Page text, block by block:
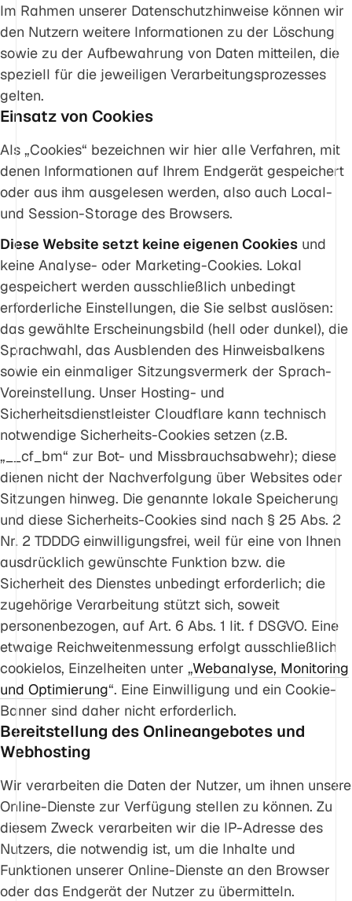
Im Rahmen unserer Datenschutzhinweise können wir
den Nutzern weitere Informationen zu der Löschung
sowie zu der Aufbewahrung von Daten mitteilen, die
speziell für die jeweiligen Verarbeitungsprozesses
gelten.
Einsatz von Cookies
Als „Cookies“ bezeichnen wir hier alle Verfahren, mit
denen Informationen auf Ihrem Endgerät gespeichert
oder aus ihm ausgelesen werden, also auch Local-
und Session-Storage des Browsers.
Diese Website setzt keine eigenen Cookies und
keine Analyse- oder Marketing-Cookies. Lokal
gespeichert werden ausschließlich unbedingt
erforderliche Einstellungen, die Sie selbst auslösen:
das gewählte Erscheinungsbild (hell oder dunkel), die
Sprachwahl, das Ausblenden des Hinweisbalkens
sowie ein einmaliger Sitzungsvermerk der Sprach-
Voreinstellung. Unser Hosting- und
Sicherheitsdienstleister Cloudflare kann technisch
notwendige Sicherheits-Cookies setzen (z.B.
„__cf_bm“ zur Bot- und Missbrauchsabwehr); diese
dienen nicht der Nachverfolgung über Websites oder
Sitzungen hinweg. Die genannte lokale Speicherung
und diese Sicherheits-Cookies sind nach § 25 Abs. 2
Nr. 2 TDDDG einwilligungsfrei, weil für eine von Ihnen
ausdrücklich gewünschte Funktion bzw. die
Sicherheit des Dienstes unbedingt erforderlich; die
zugehörige Verarbeitung stützt sich, soweit
personenbezogen, auf Art. 6 Abs. 1 lit. f DSGVO. Eine
etwaige Reichweitenmessung erfolgt ausschließlich
cookielos, Einzelheiten unter „Webanalyse, Monitoring
und Optimierung“. Eine Einwilligung und ein Cookie-
Banner sind daher nicht erforderlich.
Bereitstellung des Onlineangebotes und
Webhosting
Wir verarbeiten die Daten der Nutzer, um ihnen unsere
Online-Dienste zur Verfügung stellen zu können. Zu
diesem Zweck verarbeiten wir die IP-Adresse des
Nutzers, die notwendig ist, um die Inhalte und
Funktionen unserer Online-Dienste an den Browser
oder das Endgerät der Nutzer zu übermitteln.